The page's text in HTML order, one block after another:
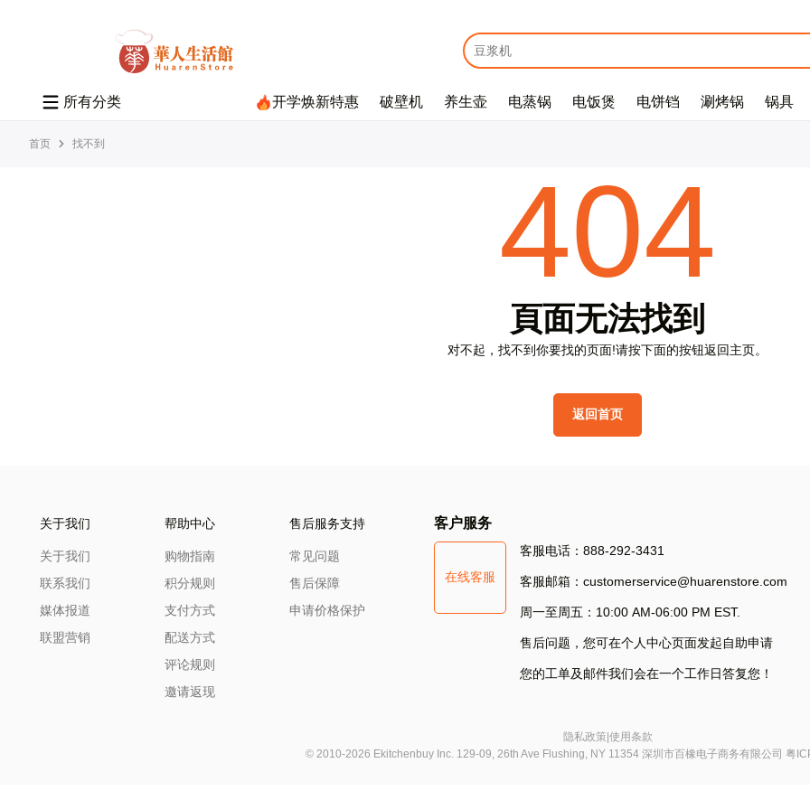
所有分类 开学焕新特惠 破壁机 养生壶 电蒸锅 电饭煲 电饼铛 涮烤锅 锅具
首页 找不到
404
頁面无法找到
对不起 ， 找不到你要找的页面!请按下面的按钮返回主页。
返回首页
关于我们
关于我们
联系我们
媒体报道
联盟营销
帮助中心
购物指南
积分规则
支付方式
配送方式
评论规则
邀请返现
售后服务支持
常见问题
售后保障
申请价格保护
客户服务
在线客服
客服电话：888-292-3431
客服邮箱：customerservice@huarenstore.com
周一至周五：10:00 AM-06:00 PM EST.
售后问题，您可在个人中心页面发起自助申请
您的工单及邮件我们会在一个工作日答复您！
隐私政策 使用条款
© 2010-2026 Ekitchenbuy Inc. 129-09, 26th Ave Flushing, NY 11354 深圳市百橡电子商务有限公司 粤